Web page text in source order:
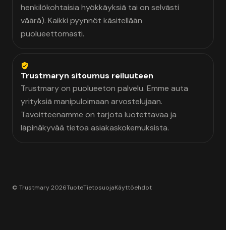
henkilökohtaisia hyökkäyksiä tai on selvästi
väärä). Kaikki pyynnöt käsitellään
puolueettomasti.
Trustmaryn sitoumus reiluuteen
Trustmary on puolueeton palvelu. Emme auta
yrityksiä manipuloimaan arvostelujaan.
Tavoitteenamme on tarjota luotettavaa ja
läpinäkyvää tietoa asiakaskokemuksista.
© Trustmary 2026TuoteTietosuojaKäyttöehdot